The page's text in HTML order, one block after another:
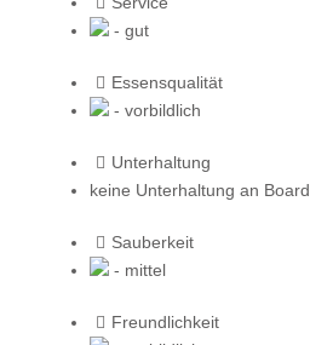
- gut
Essensqualität
- vorbildlich
Unterhaltung
keine Unterhaltung an Board
Sauberkeit
- mittel
Freundlichkeit